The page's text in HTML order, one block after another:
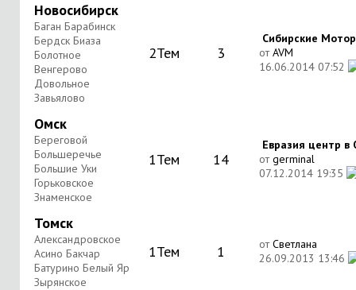
Новосибирск
Баган Барабинск
Бердск Биаза
Болотное
Венгерово
Довольное
Завьялово
2Тем 3
Сибирские
отAVM
16.06.2014 07:52
Омск
Береговой
Большеречье
Большие Уки
Горьковское
Знаменское
1Тем 14
Евразия центр в
отgerminal
07.12.2014 19:35
Томск
Александровское
Асино Бакчар
Батурино Белый Яр
Зырянское
1Тем 1 отСветлана
26.09.2013 13:46